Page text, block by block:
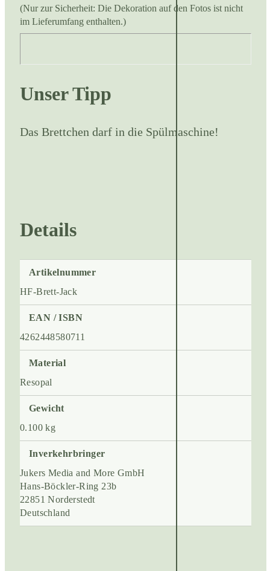
(Nur zur Sicherheit: Die Dekoration auf den Fotos ist nicht
im Lieferumfang enthalten.)
Unser Tipp
Das Brettchen darf in die Spülmaschine!
Details
Artikelnummer
HF-Brett-Jack
EAN / ISBN
4262448580711
Material
Resopal
Gewicht
0.100 kg
Inverkehrbringer
Jukers Media and More GmbH
Hans-Böckler-Ring 23b
22851 Norderstedt
Deutschland